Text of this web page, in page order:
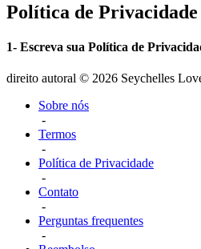
Política de Privacidade
1- Escreva sua Política de
direito autoral © 2026 Seychelles
Sobre nós
-
Termos
-
Política de Privacidade
-
Contato
-
Perguntas frequentes
-